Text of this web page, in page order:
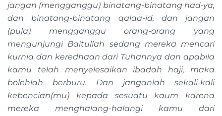
jangan (mengganggu) binatang-binatang had-ya,
dan binatang-binatang qalaa-id, dan jangan
(pula) mengganggu orang-orang yang
mengunjungi Baitullah sedang mereka mencari
kurnia dan keredhaan dari Tuhannya dan apabila
kamu telah menyelesaikan ibadah haji, maka
bolehlah berburu. Dan janganlah sekali-kali
kebencian(mu) kepada sesuatu kaum karena
mereka menghalang-halangi kamu dari